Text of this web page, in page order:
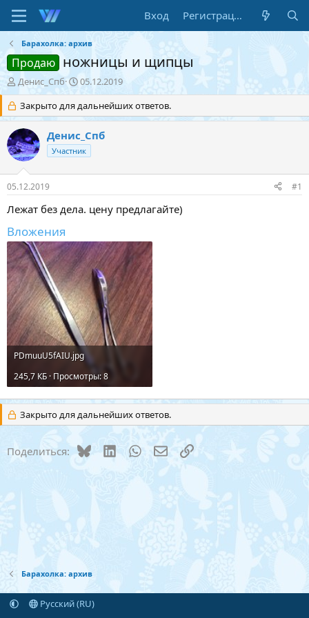
Вход Регистрация
Барахолка: архив
Продаю ножницы и щипцы
А
в
т
о
р
т
е
м
Денис_Спб
Д
а
т
а
а
ч
а
05.12.2019
Закрыто для дальнейших ответов.
Денис_Спб
Участник
05.12.2019 #1
Лежат без дела. цену предлагайте)
Вложения
PDmuuU5fAIU.jpg
245,7 КБ · Просмотры: 8
Закрыто для дальнейших ответов.
Поделиться: BlueskyLinkedInWhatsAppЭлектронная почта
Ссылка
Барахолка: архив
Русский (RU)